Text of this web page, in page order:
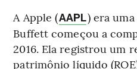
A Apple (AAPL) era
Buffett começou a
2016. Ela registrou um
patrimônio líquido